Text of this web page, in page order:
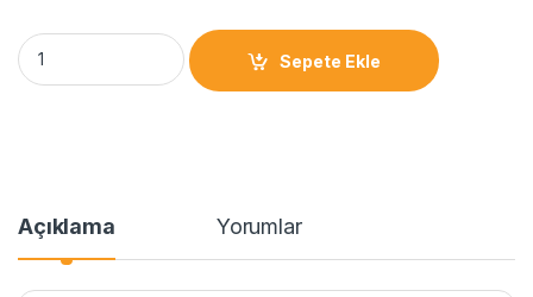
Sepete Ekle
Açıklama Yorumlar